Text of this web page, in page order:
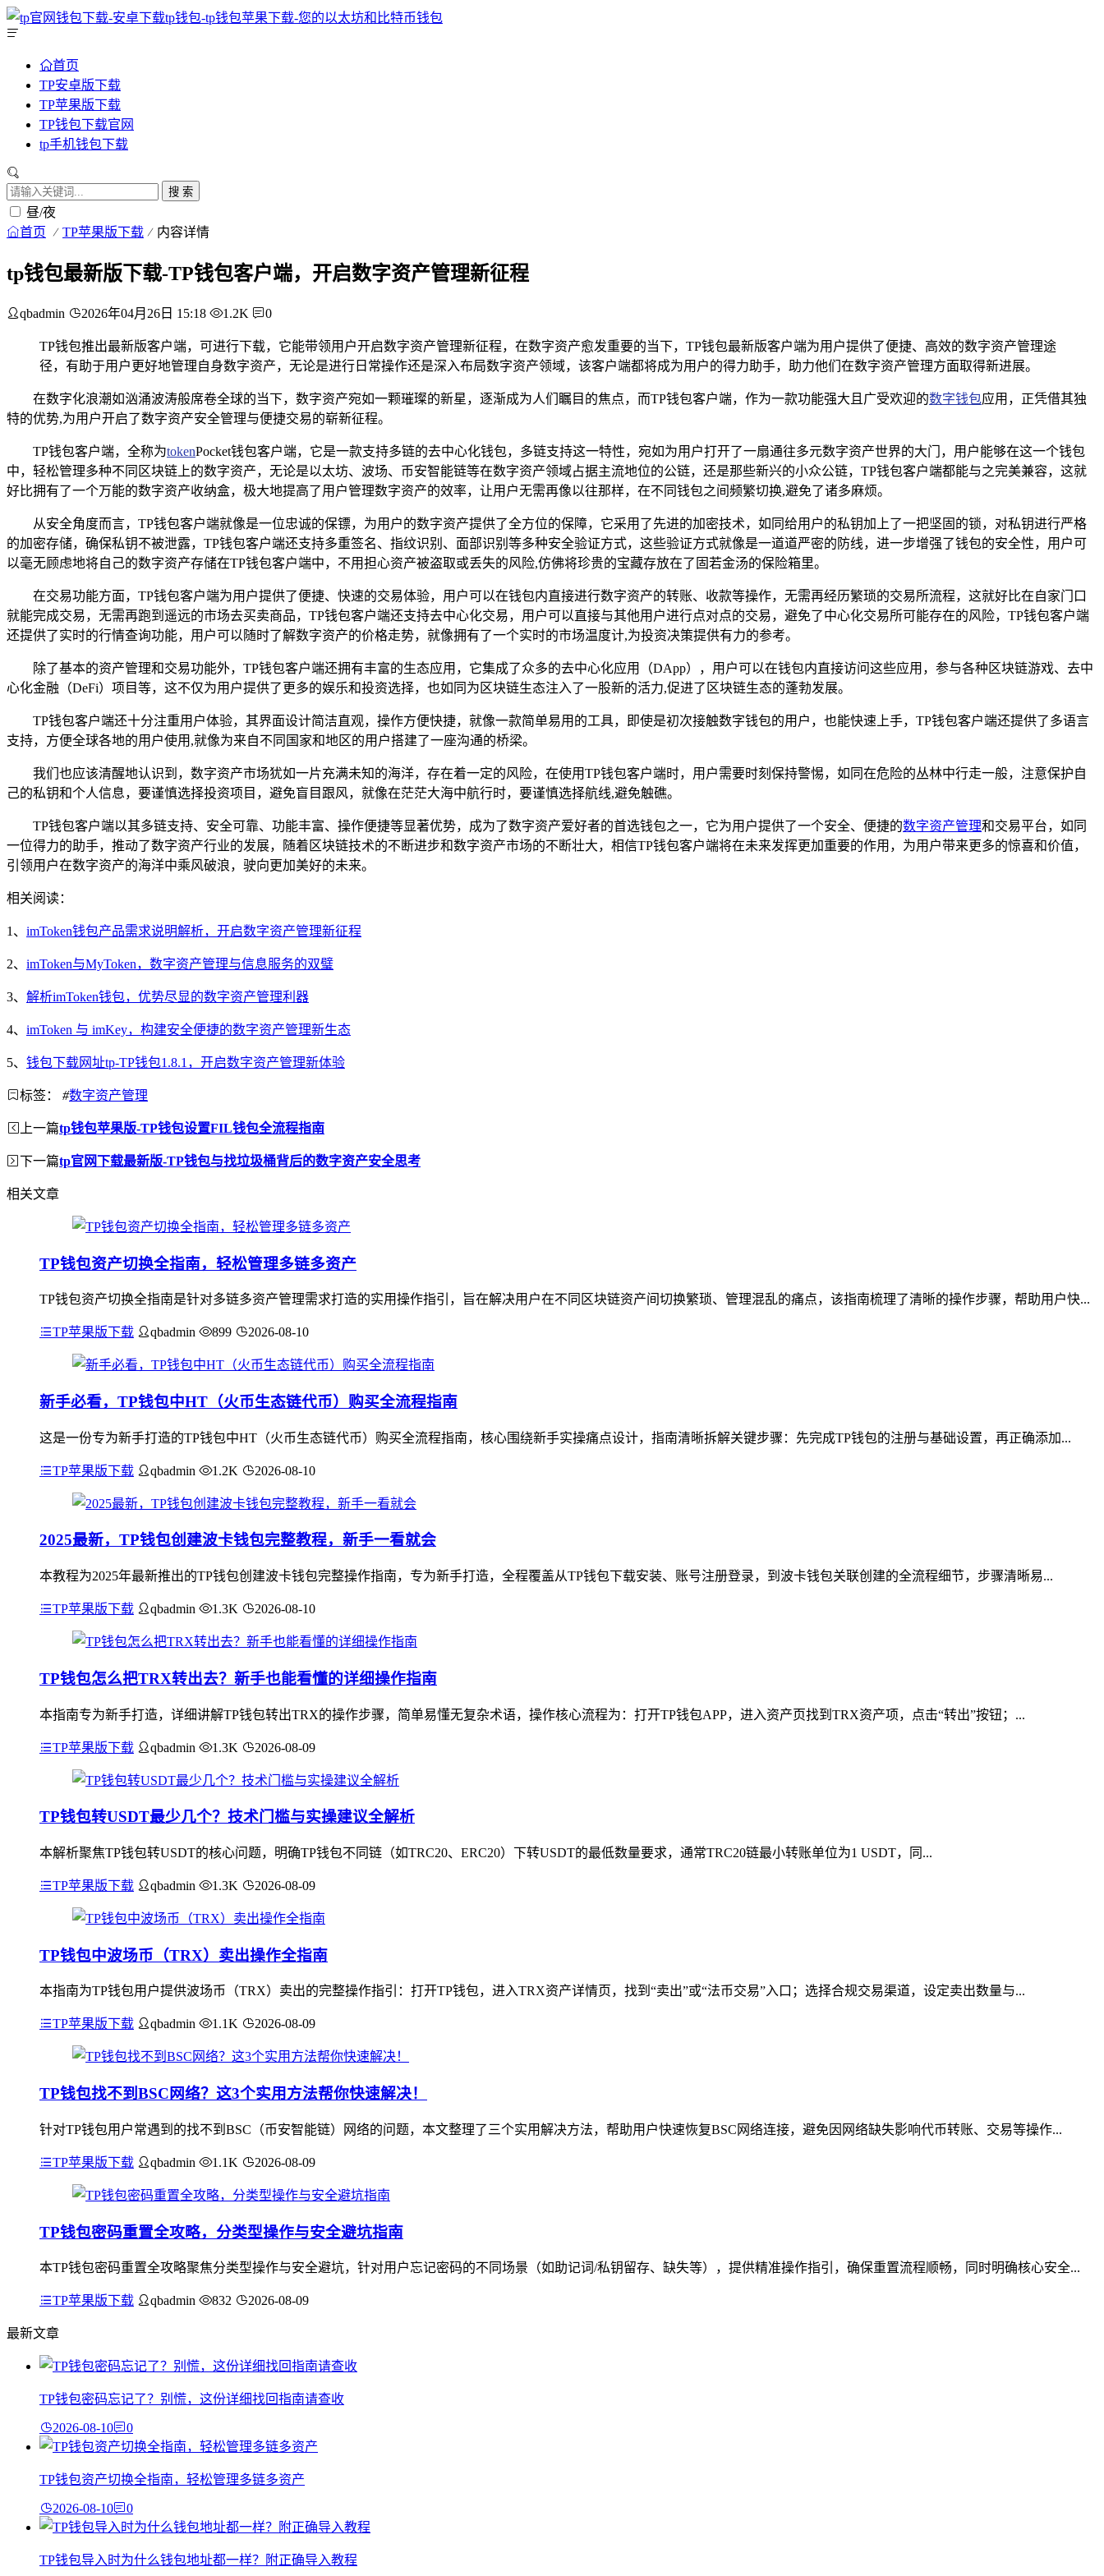
首页
TP安卓版下载
TP苹果版下载
TP钱包下载官网
tp手机钱包下载
搜 索
昼/夜
首页 TP苹果版下载 内容详情
tp钱包最新版下载-TP钱包客户端，开启数字资产管理新征程
qbadmin 2026年04月26日 15:18 1.2K 0
TP钱包推出最新版客户端，可进行下载，它能带领用户开启数字资产管理新征程，在数字资产愈发重要的当下，TP钱包最新版客户端为用户提供了便捷、高效的数字资产管理途
径，有助于用户更好地管理自身数字资产，无论是进行日常操作还是深入布局数字资产领域，该客户端都将成为用户的得力助手，助力他们在数字资产管理方面取得新进展。
在数字化浪潮如汹涌波涛般席卷全球的当下，数字资产宛如一颗璀璨的新星，逐渐成为人们瞩目的焦点，而TP钱包客户端，作为一款功能强大且广受欢迎的数字钱包应用，正凭借其独
特的优势,为用户开启了数字资产安全管理与便捷交易的崭新征程。
TP钱包客户端，全称为tokenPocket钱包客户端，它是一款支持多链的去中心化钱包，多链支持这一特性，宛如为用户打开了一扇通往多元数字资产世界的大门，用户能够在这一个钱包
中，轻松管理多种不同区块链上的数字资产，无论是以太坊、波场、币安智能链等在数字资产领域占据主流地位的公链，还是那些新兴的小众公链，TP钱包客户端都能与之完美兼容，这就
好比拥有了一个万能的数字资产收纳盒，极大地提高了用户管理数字资产的效率，让用户无需再像以往那样，在不同钱包之间频繁切换,避免了诸多麻烦。
从安全角度而言，TP钱包客户端就像是一位忠诚的保镖，为用户的数字资产提供了全方位的保障，它采用了先进的加密技术，如同给用户的私钥加上了一把坚固的锁，对私钥进行严格
的加密存储，确保私钥不被泄露，TP钱包客户端还支持多重签名、指纹识别、面部识别等多种安全验证方式，这些验证方式就像是一道道严密的防线，进一步增强了钱包的安全性，用户可
以毫无顾虑地将自己的数字资产存储在TP钱包客户端中，不用担心资产被盗取或丢失的风险,仿佛将珍贵的宝藏存放在了固若金汤的保险箱里。
在交易功能方面，TP钱包客户端为用户提供了便捷、快速的交易体验，用户可以在钱包内直接进行数字资产的转账、收款等操作，无需再经历繁琐的交易所流程，这就好比在自家门口
就能完成交易，无需再跑到遥远的市场去买卖商品，TP钱包客户端还支持去中心化交易，用户可以直接与其他用户进行点对点的交易，避免了中心化交易所可能存在的风险，TP钱包客户端
还提供了实时的行情查询功能，用户可以随时了解数字资产的价格走势，就像拥有了一个实时的市场温度计,为投资决策提供有力的参考。
除了基本的资产管理和交易功能外，TP钱包客户端还拥有丰富的生态应用，它集成了众多的去中心化应用（DApp），用户可以在钱包内直接访问这些应用，参与各种区块链游戏、去中
心化金融（DeFi）项目等，这不仅为用户提供了更多的娱乐和投资选择，也如同为区块链生态注入了一股新的活力,促进了区块链生态的蓬勃发展。
TP钱包客户端还十分注重用户体验，其界面设计简洁直观，操作方便快捷，就像一款简单易用的工具，即使是初次接触数字钱包的用户，也能快速上手，TP钱包客户端还提供了多语言
支持，方便全球各地的用户使用,就像为来自不同国家和地区的用户搭建了一座沟通的桥梁。
我们也应该清醒地认识到，数字资产市场犹如一片充满未知的海洋，存在着一定的风险，在使用TP钱包客户端时，用户需要时刻保持警惕，如同在危险的丛林中行走一般，注意保护自
己的私钥和个人信息，要谨慎选择投资项目，避免盲目跟风，就像在茫茫大海中航行时，要谨慎选择航线,避免触礁。
TP钱包客户端以其多链支持、安全可靠、功能丰富、操作便捷等显著优势，成为了数字资产爱好者的首选钱包之一，它为用户提供了一个安全、便捷的数字资产管理和交易平台，如同
一位得力的助手，推动了数字资产行业的发展，随着区块链技术的不断进步和数字资产市场的不断壮大，相信TP钱包客户端将在未来发挥更加重要的作用，为用户带来更多的惊喜和价值，
引领用户在数字资产的海洋中乘风破浪，驶向更加美好的未来。
相关阅读：
1、 imToken钱包产品需求说明解析，开启数字资产管理新征程
2、 imToken与MyToken，数字资产管理与信息服务的双璧
3、 解析imToken钱包，优势尽显的数字资产管理利器
4、 imToken 与 imKey，构建安全便捷的数字资产管理新生态
5、 钱包下载网址tp-TP钱包1.8.1，开启数字资产管理新体验
标签： #数字资产管理
上一篇tp钱包苹果版-TP钱包设置FIL钱包全流程指南
下一篇tp官网下载最新版-TP钱包与找垃圾桶背后的数字资产安全思考
相关文章
TP钱包资产切换全指南，轻松管理多链多资产
TP钱包资产切换全指南是针对多链多资产管理需求打造的实用操作指引，旨在解决用户在不同区块链资产间切换繁琐、管理混乱的痛点，该指南梳理了清晰的操作步骤，帮助用户快...
TP苹果版下载 qbadmin 899 2026-08-10
新手必看，TP钱包中HT（火币生态链代币）购买全流程指南
这是一份专为新手打造的TP钱包中HT（火币生态链代币）购买全流程指南，核心围绕新手实操痛点设计，指南清晰拆解关键步骤：先完成TP钱包的注册与基础设置，再正确添加...
TP苹果版下载 qbadmin 1.2K 2026-08-10
2025最新，TP钱包创建波卡钱包完整教程，新手一看就会
本教程为2025年最新推出的TP钱包创建波卡钱包完整操作指南，专为新手打造，全程覆盖从TP钱包下载安装、账号注册登录，到波卡钱包关联创建的全流程细节，步骤清晰易...
TP苹果版下载 qbadmin 1.3K 2026-08-10
TP钱包怎么把TRX转出去？新手也能看懂的详细操作指南
本指南专为新手打造，详细讲解TP钱包转出TRX的操作步骤，简单易懂无复杂术语，操作核心流程为：打开TP钱包APP，进入资产页找到TRX资产项，点击“转出”按钮；...
TP苹果版下载 qbadmin 1.3K 2026-08-09
TP钱包转USDT最少几个？技术门槛与实操建议全解析
本解析聚焦TP钱包转USDT的核心问题，明确TP钱包不同链（如TRC20、ERC20）下转USDT的最低数量要求，通常TRC20链最小转账单位为1 USDT，同...
TP苹果版下载 qbadmin 1.3K 2026-08-09
TP钱包中波场币（TRX）卖出操作全指南
本指南为TP钱包用户提供波场币（TRX）卖出的完整操作指引：打开TP钱包，进入TRX资产详情页，找到“卖出”或“法币交易”入口；选择合规交易渠道，设定卖出数量与...
TP苹果版下载 qbadmin 1.1K 2026-08-09
TP钱包找不到BSC网络？这3个实用方法帮你快速解决！
针对TP钱包用户常遇到的找不到BSC（币安智能链）网络的问题，本文整理了三个实用解决方法，帮助用户快速恢复BSC网络连接，避免因网络缺失影响代币转账、交易等操作...
TP苹果版下载 qbadmin 1.1K 2026-08-09
TP钱包密码重置全攻略，分类型操作与安全避坑指南
本TP钱包密码重置全攻略聚焦分类型操作与安全避坑，针对用户忘记密码的不同场景（如助记词/私钥留存、缺失等），提供精准操作指引，确保重置流程顺畅，同时明确核心安全...
TP苹果版下载 qbadmin 832 2026-08-09
最新文章
TP钱包密码忘记了？别慌，这份详细找回指南请查收
2026-08-10 0
TP钱包资产切换全指南，轻松管理多链多资产
2026-08-10 0
TP钱包导入时为什么钱包地址都一样？附正确导入教程